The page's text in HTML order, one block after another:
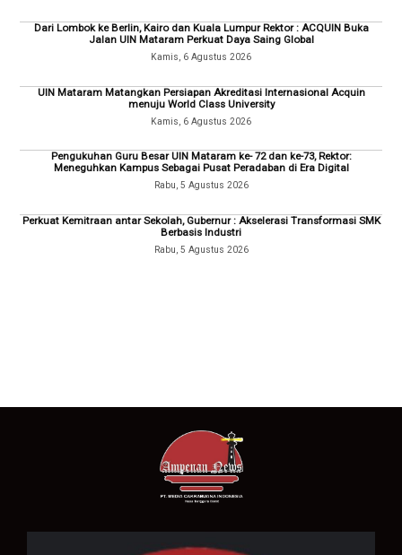
Dari Lombok ke Berlin, Kairo dan Kuala Lumpur Rektor : ACQUIN Buka
Jalan UIN Mataram Perkuat Daya Saing Global
Kamis, 6 Agustus 2026
UIN Mataram Matangkan Persiapan Akreditasi Internasional Acquin
menuju World Class University
Kamis, 6 Agustus 2026
Pengukuhan Guru Besar UIN Mataram ke- 72 dan ke-73, Rektor:
Meneguhkan Kampus Sebagai Pusat Peradaban di Era Digital
Rabu, 5 Agustus 2026
Perkuat Kemitraan antar Sekolah, Gubernur : Akselerasi Transformasi SMK
Berbasis Industri
Rabu, 5 Agustus 2026